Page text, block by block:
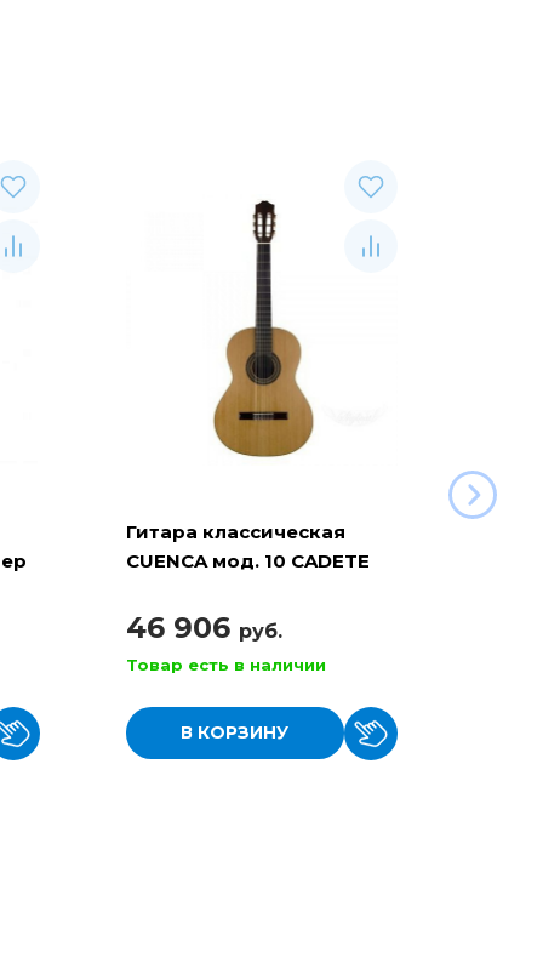
Гитара классическая
CUENCA мод. 10 CADETE
46 906 руб.
Товар есть в наличии
В КОРЗИНУ